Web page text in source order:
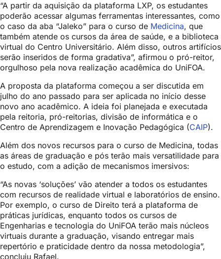
“A partir da aquisição da plataforma LXP, os estudantes
poderão acessar algumas ferramentas interessantes, como
o caso da aba “Jaleko” para o curso de Medicina, que
também atende os cursos da área de saúde, e a biblioteca
virtual do Centro Universitário. Além disso, outros artifícios
serão inseridos de forma gradativa”, afirmou o pró-reitor,
orgulhoso pela nova realização acadêmica do UniFOA.
A proposta da plataforma começou a ser discutida em
julho do ano passado para ser aplicada no início desse
novo ano acadêmico. A ideia foi planejada e executada
pela reitoria, pró-reitorias, divisão de informática e o
Centro de Aprendizagem e Inovação Pedagógica (CAIP).
Além dos novos recursos para o curso de Medicina, todas
as áreas de graduação e pós terão mais versatilidade para
o estudo, com a adição de mecanismos imersivos:
“As novas ‘soluções’ vão atender a todos os estudantes
com recursos de realidade virtual e laboratórios de ensino.
Por exemplo, o curso de Direito terá a plataforma de
práticas jurídicas, enquanto todos os cursos de
Engenharias e tecnologia do UniFOA terão mais núcleos
virtuais durante a graduação, visando entregar mais
repertório e praticidade dentro da nossa metodologia”,
concluiu Rafael.